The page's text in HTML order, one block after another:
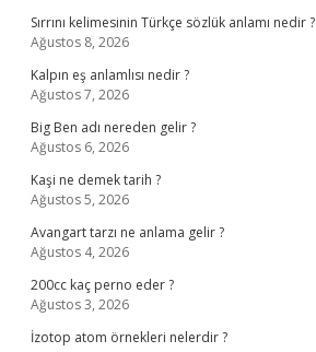
Sırrını kelimesinin Türkçe sözlük anlamı nedir ?
Ağustos 8, 2026
Kalpın eş anlamlısı nedir ?
Ağustos 7, 2026
Big Ben adı nereden gelir ?
Ağustos 6, 2026
Kaşi ne demek tarih ?
Ağustos 5, 2026
Avangart tarzı ne anlama gelir ?
Ağustos 4, 2026
200cc kaç perno eder ?
Ağustos 3, 2026
İzotop atom örnekleri nelerdir ?